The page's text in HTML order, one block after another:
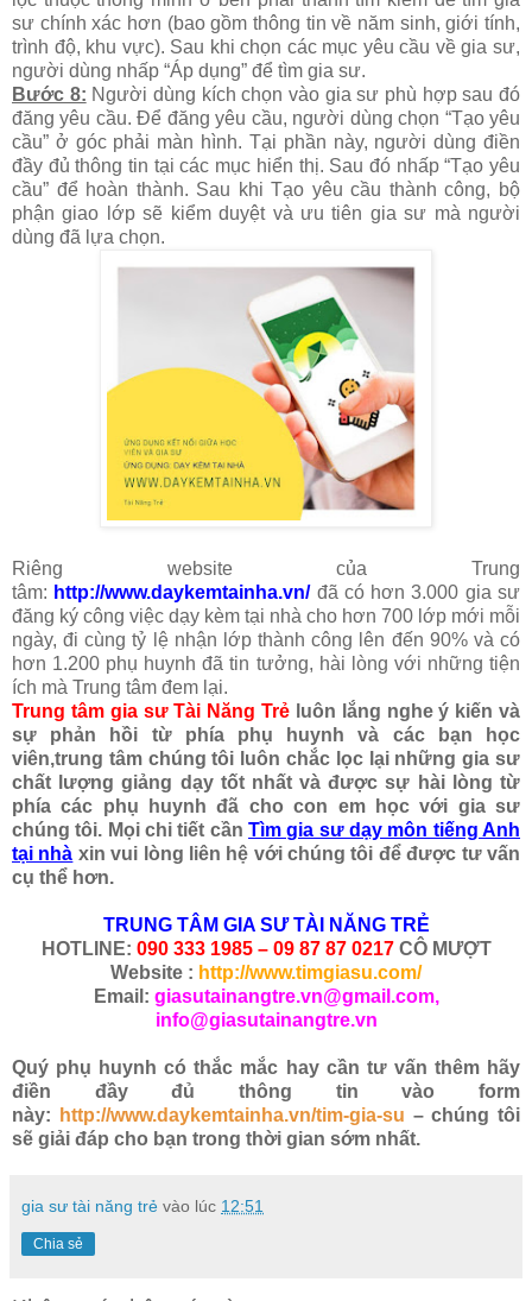
sư chính xác hơn (bao gồm thông tin về năm sinh, giới tính,
trình độ, khu vực). Sau khi chọn các mục yêu cầu về gia sư,
người dùng nhấp “Áp dụng” để tìm gia sư.
Bước 8: Người dùng kích chọn vào gia sư phù hợp sau đó
đăng yêu cầu. Để đăng yêu cầu, người dùng chọn “Tạo yêu
cầu” ở góc phải màn hình. Tại phần này, người dùng điền
đầy đủ thông tin tại các mục hiển thị. Sau đó nhấp “Tạo yêu
cầu” để hoàn thành. Sau khi Tạo yêu cầu thành công, bộ
phận giao lớp sẽ kiểm duyệt và ưu tiên gia sư mà người
dùng đã lựa chọn.
Riêng website của Trung
tâm: http://www.daykemtainha.vn/ đã có hơn 3.000 gia sư
đăng ký công việc dạy kèm tại nhà cho hơn 700 lớp mới mỗi
ngày, đi cùng tỷ lệ nhận lớp thành công lên đến 90% và có
hơn 1.200 phụ huynh đã tin tưởng, hài lòng với những tiện
ích mà Trung tâm đem lại.
Trung tâm gia sư Tài Năng Trẻ luôn lắng nghe ý kiến và
sự phản hồi từ phía phụ huynh và các bạn học
viên,trung tâm chúng tôi luôn chắc lọc lại những gia sư
chất lượng giảng dạy tốt nhất và được sự hài lòng từ
phía các phụ huynh đã cho con em học với gia sư
chúng tôi. Mọi chi tiết cần Tìm gia sư dạy môn tiếng Anh
tại nhà xin vui lòng liên hệ với chúng tôi để được tư vấn
cụ thể hơn.
TRUNG TÂM GIA SƯ TÀI NĂNG TRẺ
HOTLINE: 090 333 1985 – 09 87 87 0217CÔ MƯỢT
Website : http://www.timgiasu.com/
Email: giasutainangtre.vn@gmail.com,
info@giasutainangtre.vn
Quý phụ huynh có thắc mắc hay cần tư vấn thêm hãy
điền đầy đủ thông tin vào form
này:
http://www.daykemtainha.vn/tim-gia-su – chúng tôi
sẽ giải đáp cho bạn trong thời gian sớm nhất.
gia sư tài năng trẻ vào lúc 12:51
Chia sẻ